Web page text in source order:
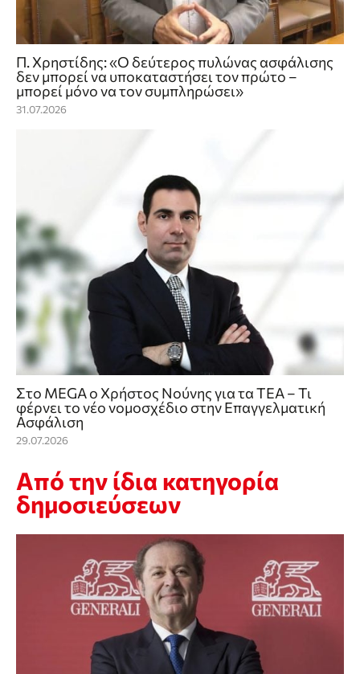
Π. Χρηστίδης: «Ο δεύτερος πυλώνας ασφάλισης
δεν μπορεί να υποκαταστήσει τον πρώτο –
μπορεί μόνο να τον συμπληρώσει»
31.07.2026
Στο MEGA ο Χρήστος Νούνης για τα ΤΕΑ – Τι
φέρνει το νέο νομοσχέδιο στην Επαγγελματική
Ασφάλιση
29.07.2026
Από την ίδια κατηγορία
δημοσιεύσεων